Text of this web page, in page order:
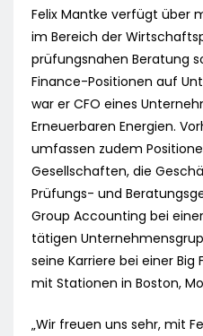
Felix Mantke verfügt über
im Bereich der
prüfungsnahen Beratung
Finance-Positionen auf
war er CFO eines
Erneuerbaren Energien.
umfassen zudem
Gesellschaften, die
Prüfungs- und
Group Accounting bei
tätigen
seine Karriere bei einer
mit Stationen in Boston,
„Wir freuen uns sehr, mit